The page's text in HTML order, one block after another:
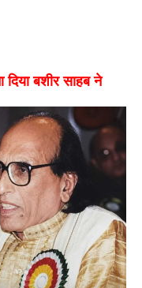
बशीर साहब ने